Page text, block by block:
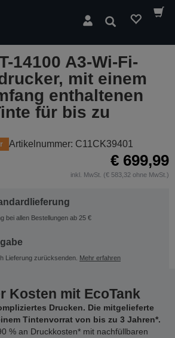
Suchen
14100 A3-Wi-Fi-
mit einem
enthaltenen
für bis zu
Artikelnummer: C11CK39401
€ 699,99
inkl. MwSt. (€ 583,32 ohne MwSt.)
bei allen Bestellungen ab 25 €
Lieferung zurücksenden. Mehr erfahren
Kosten mit EcoTank
Drucken. Die mitgelieferte
Tintenvorrat von bis zu 3 Jahren*.
% an Druckkosten* mit nachfüllbaren